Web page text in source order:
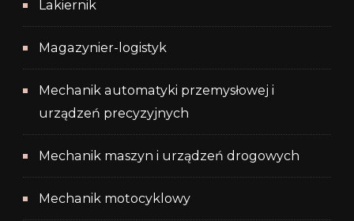
Lakiernik
Magazynier-logistyk
Mechanik automatyki przemysłowej i
urządzeń precyzyjnych
Mechanik maszyn i urządzeń drogowych
Mechanik motocyklowy